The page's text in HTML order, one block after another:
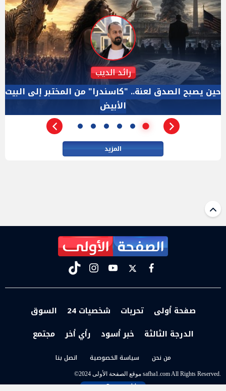
دكتور نزيه الحكيم
الإجازة البرلمانية ليست إجازة من الرقابة.. والسؤال ليس
الأداة الوحيده بعد فض الانعقاد
المزيد
facebook
twitter
youtube
instagram
tiktok
صفحة أولى تحريات شخصيات 24
السوق
الدرجة الثالثة
خبر أسود رأي أخر مجتمع
من نحن سياسة الخصوصية اتصل بنا
©2024 موقع الصفحة الأولى safha1.com All Rights Reserved.
Powered by